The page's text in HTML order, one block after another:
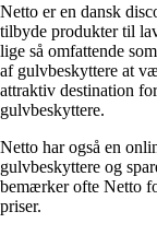
Netto er en dansk
tilbyde produkter til
lige så omfattende
af gulvbeskyttere at
attraktiv destination
gulvbeskyttere.
Netto har også en
gulvbeskyttere og
bemærker ofte Netto
priser.